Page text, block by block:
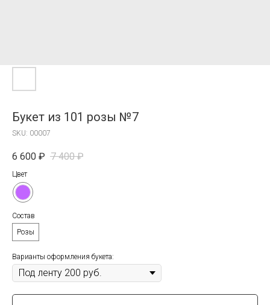
Букет из 101 розы №7
SKU: 00007
6 600 ₽ 7 400 ₽
Цвет
Состав
Розы
Варианты оформления букета: